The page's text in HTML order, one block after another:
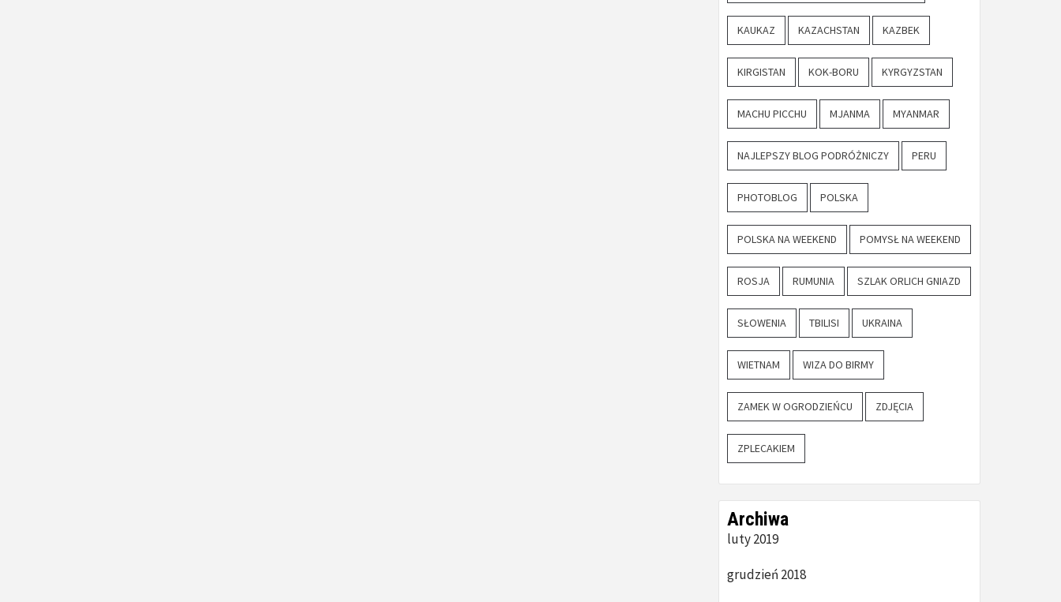
KAUKAZ KAZACHSTAN KAZBEK
KIRGISTAN KOK-BORU KYRGYZSTAN
MACHU PICCHU MJANMA MYANMAR
NAJLEPSZY BLOG PODRÓŻNICZY PERU
PHOTOBLOG POLSKA
POLSKA NA WEEKEND POMYSŁ NA WEEKEND
ROSJA RUMUNIA SZLAK ORLICH GNIAZD
SŁOWENIA TBILISI UKRAINA
WIETNAM WIZA DO BIRMY
ZAMEK W OGRODZIEŃCU ZDJĘCIA
ZPLECAKIEM
Archiwa
luty 2019
grudzień 2018